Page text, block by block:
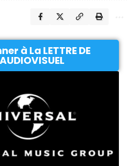
à La LETTRE DE